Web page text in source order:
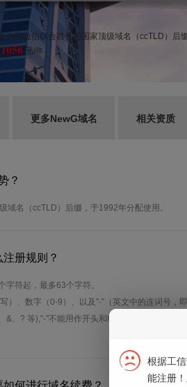
为阿拉伯联合酋长国国家顶级域名（ccTLD）后
1056 元/年
更多NewG域名 相关资质
？
域名（ccTLD）后缀，于1992年分配使用。
册规则？
字符起，最多63个字符。
）、数字（0-9）、以及"-"（英文中的连词号，
&、? 等),"-"不能用作开头和结尾。注*中文域名
根据工
能注册